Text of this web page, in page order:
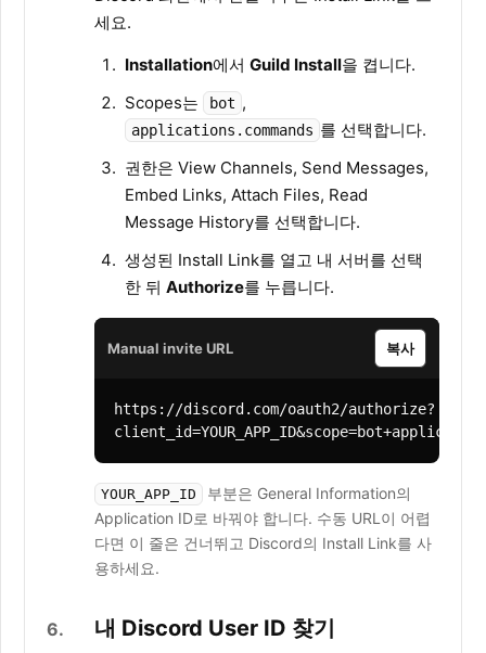
세요.
Installation에서Guild Install을 켭니다.
Scopes는
bot ,
applications.commands 를 선택합니다.
권한은 View Channels, Send Messages,
Embed Links, Attach Files, Read
Message History를 선택합니다.
생성된 Install Link를 열고 내 서버를 선택
한 뒤Authorize를 누릅니다.
Manual invite URL 복사
https://discord.com/oauth2/authorize?
YOUR_APP_ID
부분은 General Information의
Application ID로 바꿔야 합니다. 수동 URL이 어렵
다면 이 줄은 건너뛰고 Discord의 Install Link를 사
용하세요.
6 내 Discord User ID 찾기